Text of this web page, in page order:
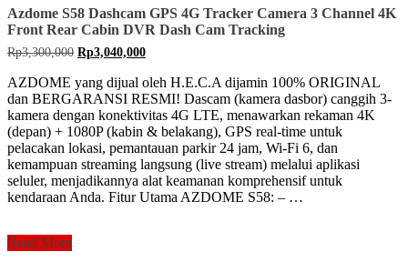
Rear
Recorder
Dashboard
Azdome S58 Dashcam GPS 4G Tracker Camera 3 Channel 4K
Front Rear Cabin DVR Dash Cam Tracking
Rp3,300,000 Original
was:
Rp3,300,000.
Rp3,040,000Current
is:
Rp3,040,000.
AZDOME yang dijual oleh H.E.C.A dijamin 100% ORIGINAL
dan BERGARANSI RESMI! Dascam (kamera dasbor) canggih 3-
kamera dengan konektivitas 4G LTE, menawarkan rekaman 4K
(depan) + 1080P (kabin & belakang), GPS real-time untuk
pelacakan lokasi, pemantauan parkir 24 jam, Wi-Fi 6, dan
kemampuan streaming langsung (live stream) melalui aplikasi
seluler, menjadikannya alat keamanan komprehensif untuk
kendaraan Anda. Fitur Utama AZDOME S58: – …
Azdome
Read More